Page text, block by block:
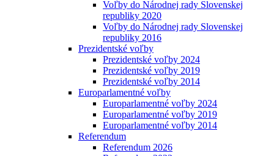
Voľby do Národnej rady Slovenskej
republiky 2020
Voľby do Národnej rady Slovenskej
republiky 2016
Prezidentské voľby
Prezidentské voľby 2024
Prezidentské voľby 2019
Prezidentské voľby 2014
Europarlamentné voľby
Europarlamentné voľby 2024
Europarlamentné voľby 2019
Europarlamentné voľby 2014
Referendum
Referendum 2026